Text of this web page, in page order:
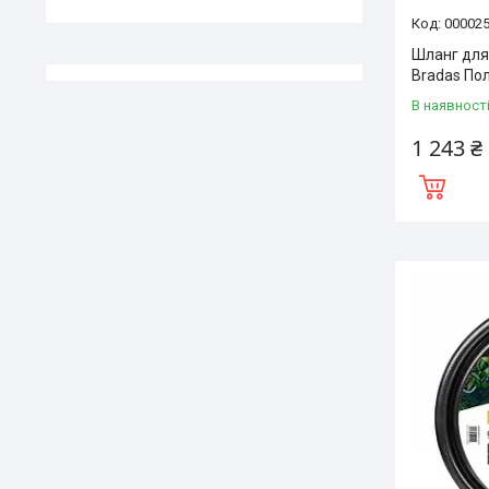
Шланг для
Bradas
В наявності
1 243 ₴